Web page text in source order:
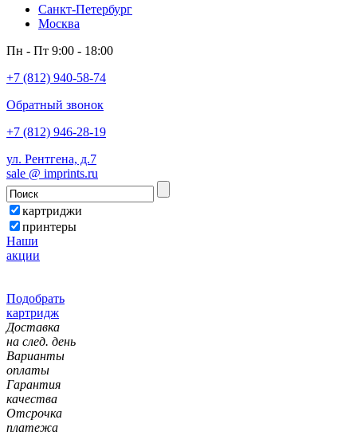
Санкт-Петербург
Москва
Пн - Пт 9:00 - 18:00
+7 (812) 940-58-74
Обратный звонок
+7 (812) 946-28-19
ул. Рентгена, д.7
sale @ imprints.ru
картриджи
принтеры
Наши
акции
Подобрать
картридж
Доставка
на след. день
Варианты
оплаты
Гарантия
качества
Отсрочка
платежа